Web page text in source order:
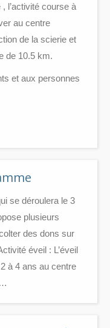
l’activité course à
au centre
de la scierie et
de 10.5 km.
et aux personnes
se déroulera le 3
plusieurs
des dons sur
éveil : L’éveil
à 4 ans au centre